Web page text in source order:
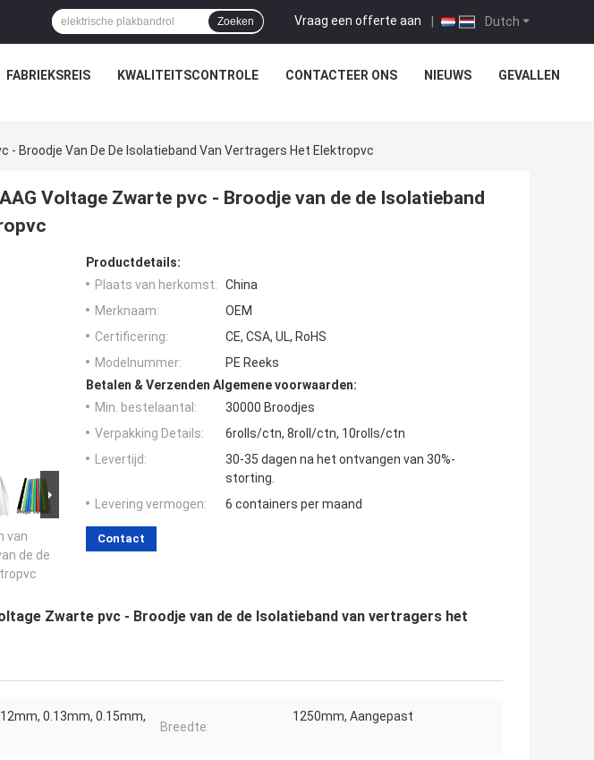
Dutch
Vraag een offerte aan |
Zoeken
FABRIEKSREIS KWALITEITSCONTROLE CONTACTEER ONS NIEUWS GEVALLEN
- Broodje Van De De Isolatieband Van Vertragers Het Elektropvc
Voltage Zwarte pvc - Broodje van de de Isolatieband
van
de de
Productdetails:
Plaats van herkomst:
China
Merknaam:
OEM
Certificering:
CE, CSA, UL, RoHS
Modelnummer:
PE Reeks
Betalen & Verzenden Algemene voorwaarden:
Min. bestelaantal:
30000 Broodjes
Verpakking Details:
6rolls/ctn, 8roll/ctn, 10rolls/ctn
Levertijd:
30-35 dagen na het ontvangen van 30%-
storting.
Levering vermogen:
6 containers per maand
Contact
Zwarte pvc - Broodje van de de Isolatieband van vertragers het
0.13mm, 0.15mm,
Breedte:
1250mm, Aangepast